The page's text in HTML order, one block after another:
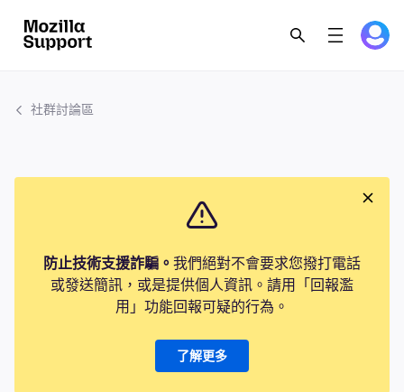
社群討論區
防止技術支援詐騙。 我們絕對不會要求您撥打電話
或發送簡訊，或是提供個人資訊。請用「回報濫
用」功能回報可疑的行為。
了解更多